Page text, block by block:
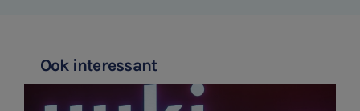
Belastingadvies
E-commerce
E-mailadres
Ook interessant